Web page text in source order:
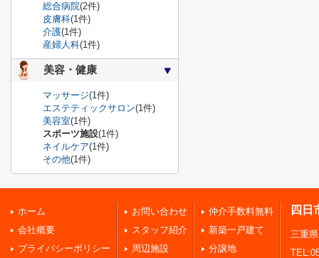
総合病院(2件)
皮膚科(1件)
介護(1件)
産婦人科(1件)
美容・健康
マッサージ(1件)
エステティックサロン(1件)
美容室(1件)
スポーツ施設(1件)
ネイルケア(1件)
その他(1件)
ホーム
会社概要
プライバシーポリシー
お問い合わせ
スタッフ紹介
周辺施設
仲介手数料無料
新築一戸建て
分譲地
四日
三重